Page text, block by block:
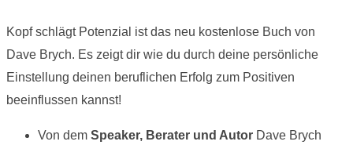
Kopf schlägt Potenzial ist das neu kostenlose Buch von
Dave Brych. Es zeigt dir wie du durch deine persönliche
Einstellung deinen beruflichen Erfolg zum Positiven
beeinflussen kannst!
Von dem Speaker, Berater und Autor Dave Brych